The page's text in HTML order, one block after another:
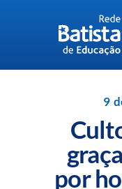
Perguntas
Blog da Rede
9
por